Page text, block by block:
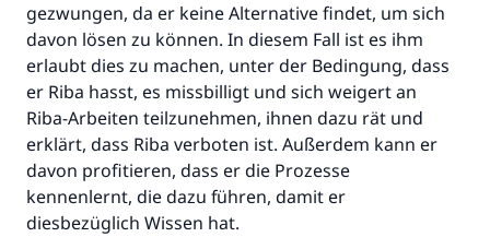
gezwungen, da er keine Alternative findet, um sich
davon lösen zu können. In diesem Fall ist es ihm
erlaubt dies zu machen, unter der Bedingung, dass
er Riba hasst, es missbilligt und sich weigert an
Riba-Arbeiten teilzunehmen, ihnen dazu rät und
erklärt, dass Riba verboten ist. Außerdem kann er
davon profitieren, dass er die Prozesse
kennenlernt, die dazu führen, damit er
diesbezüglich Wissen hat.